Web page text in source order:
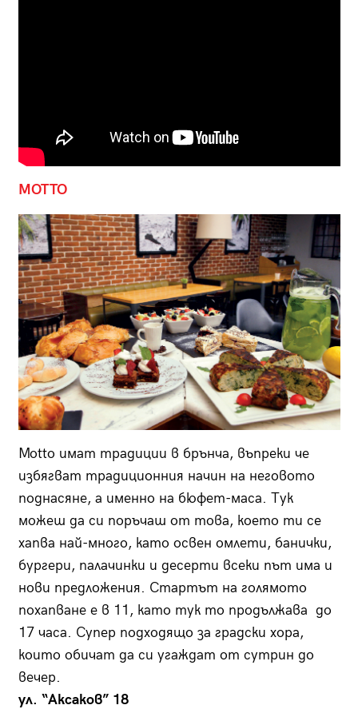
MOTTO
Motto имат традиции в брънча, въпреки че
избягват традиционния начин на неговото
поднасяне, а именно на бюфет-маса. Тук
можеш да си поръчаш от това, което ти се
хапва най-много, като освен омлети, банички,
бургери, палачинки и десерти всеки път има и
нови предложения. Стартът на голямото
похапване е в 11, като тук то продължава до
17 часа. Супер подходящо за градски хора,
които обичат да си угаждат от сутрин до
вечер.
ул. “Аксаков” 18